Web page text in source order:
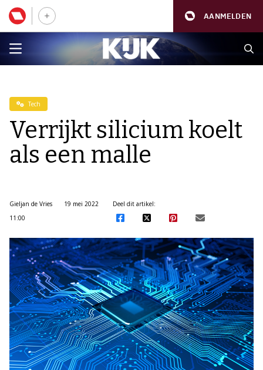
AANMELDEN
Tech
Verrijkt silicium koelt
als een malle
Gieljan de Vries
19 mei 2022
11:00
Deel dit artikel: